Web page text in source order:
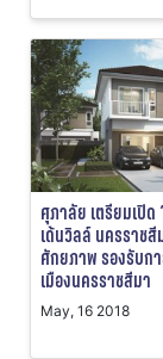
ศุภาลัย เตรียมเปิ
เด้นวิลล์ นครราชสี
ศักยภาพ รองรับก
เมืองนครราชสีมา
May, 16 2018